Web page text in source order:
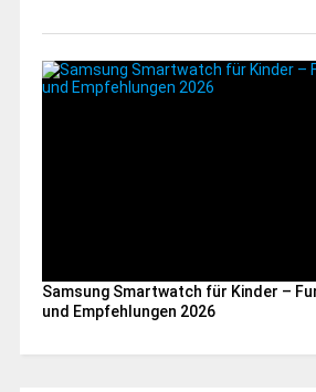
Samsung Smartwatch für Kinder –
und Empfehlungen 2026